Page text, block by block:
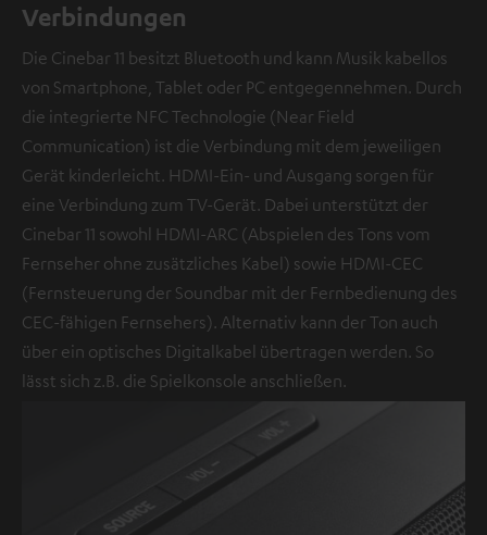
Verbindungen
Die Cinebar 11 besitzt Bluetooth und kann Musik kabellos
von Smartphone, Tablet oder PC entgegennehmen. Durch
die integrierte NFC Technologie (Near Field
Communication) ist die Verbindung mit dem jeweiligen
Gerät kinderleicht. HDMI-Ein- und Ausgang sorgen für
eine Verbindung zum TV-Gerät. Dabei unterstützt der
Cinebar 11 sowohl HDMI-ARC (Abspielen des Tons vom
Fernseher ohne zusätzliches Kabel) sowie HDMI-CEC
(Fernsteuerung der Soundbar mit der Fernbedienung des
CEC-fähigen Fernsehers). Alternativ kann der Ton auch
über ein optisches Digitalkabel übertragen werden. So
lässt sich z.B. die Spielkonsole anschließen.